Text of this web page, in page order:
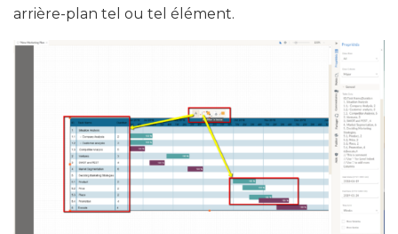
arrière-plan tel ou tel élément.